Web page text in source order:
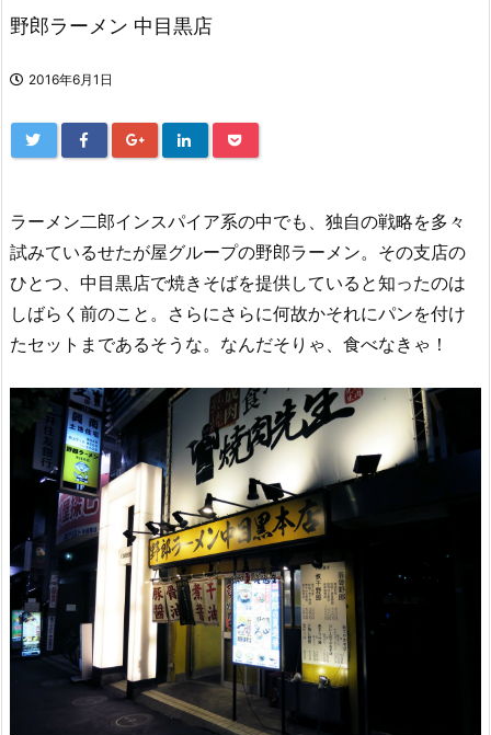
野郎ラーメン 中目黒店
2016年6月1日
ラーメン二郎インスパイア系の中でも、独自の戦略を多々
試みているせたが屋グループの野郎ラーメン。その支店の
ひとつ、中目黒店で焼きそばを提供していると知ったのは
しばらく前のこと。さらにさらに何故かそれにパンを付け
たセットまであるそうな。なんだそりゃ、食べなきゃ！